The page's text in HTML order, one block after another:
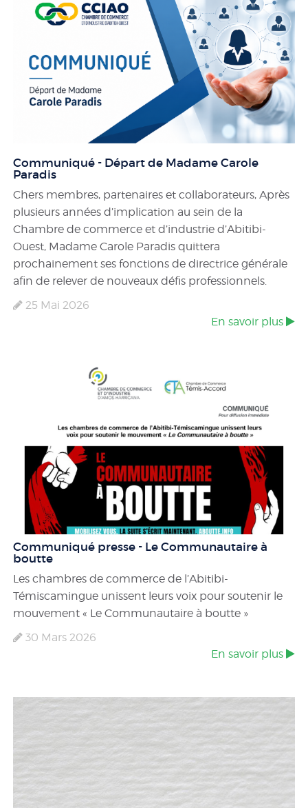
Communiqué - Départ de Madame Carole
Paradis
Chers membres, partenaires et collaborateurs, Après
plusieurs années d’implication au sein de la
Chambre de commerce et d’industrie d’Abitibi-
Ouest, Madame Carole Paradis quittera
prochainement ses fonctions de directrice générale
afin de relever de nouveaux défis professionnels.
25 Mai 2026
En savoir plus
Communiqué presse - Le Communautaire à
boutte
Les chambres de commerce de l’Abitibi-
Témiscamingue unissent leurs voix pour soutenir le
mouvement « Le Communautaire à boutte »
30 Mars 2026
En savoir plus